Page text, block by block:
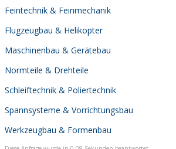
Feintechnik & Feinmechanik
Flugzeugbau & Helikopter
Maschinenbau & Gerätebau
Normteile & Drehteile
Schleiftechnik & Poliertechnik
Spannsysteme & Vorrichtungsbau
Werkzeugbau & Formenbau